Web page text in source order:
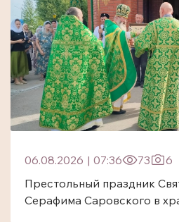
06.08.2026 | 07:36 73
6
Престольный праздник
Серафима Саровского в